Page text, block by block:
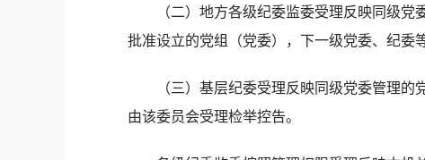
（二）地方各级纪委监委受理反映同级党委
批准设立的党组（党委），下一级党委、纪委
（三）基层纪委受理反映同级党委管理的党
由该委员会受理检举控告。